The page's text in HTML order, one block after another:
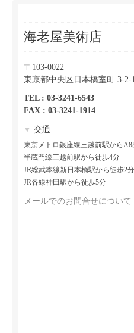
海老屋美術店
〒103-0022
東京都中央区日本橋室町 3-2-
TEL : 03-3241-6543
FAX : 03-3241-1914
▼ 交通
東京メトロ銀座線三越前駅から
半蔵門線三越前駅から徒歩4分
JR総武本線新日本橋駅から徒歩2分
JR各線神田駅から徒歩5分
メールでのお問合せについて